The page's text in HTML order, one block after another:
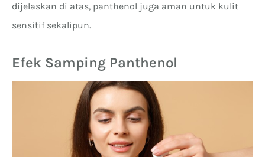
dijelaskan di atas, panthenol juga aman untuk kulit
sensitif sekalipun.
Efek Samping Panthenol